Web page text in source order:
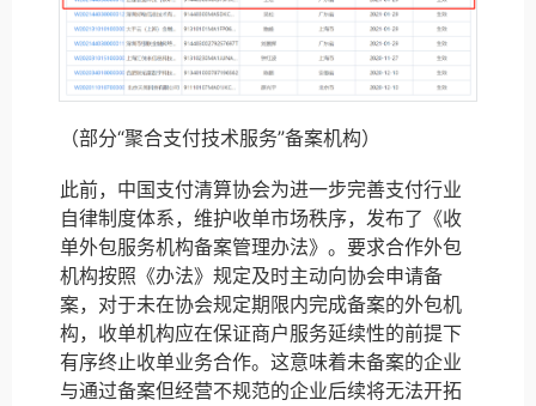
（部分“聚合支付技术服务”备案机构）
此前，中国支付清算协会为进一步完善支付行业
自律制度体系，维护收单市场秩序，发布了《收
单外包服务机构备案管理办法》。要求合作外包
机构按照《办法》规定及时主动向协会申请备
案，对于未在协会规定期限内完成备案的外包机
构，收单机构应在保证商户服务延续性的前提下
有序终止收单业务合作。这意味着未备案的企业
与通过备案但经营不规范的企业后续将无法开拓